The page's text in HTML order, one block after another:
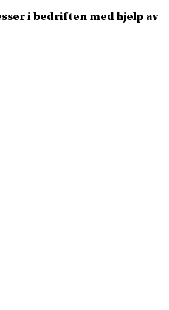
i bedriften med hjelp av